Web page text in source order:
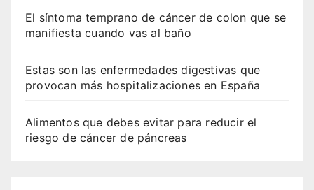
El síntoma temprano de cáncer de colon que se
manifiesta cuando vas al baño
Estas son las enfermedades digestivas que
provocan más hospitalizaciones en España
Alimentos que debes evitar para reducir el
riesgo de cáncer de páncreas